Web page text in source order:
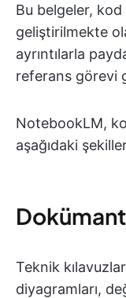
Bu belgeler, kod
geliştirilmekte
ayrıntılarla
referans görevi
NotebookLM,
aşağıdaki
Teknik
diyagramları,